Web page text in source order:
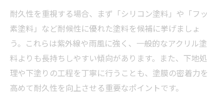
外壁塗装の業者選びで失敗しないコツ
悪質業者リストや行政情報の活用法
見積もりや契約で気を付けたいポイント
長持ちさせる塗料選びと施工の秘訣
外壁塗装の塗料選びで重要な耐久性の違い
耐久性を重視する場合、まず「シリコン塗料」や「フッ
素塗料」など耐候性に優れた塗料を候補に挙げましょ
う。これらは紫外線や雨風に強く、一般的なアクリル塗
料よりも長持ちしやすい傾向があります。また、下地処
理や下塗りの工程を丁寧に行うことも、塗膜の密着力を
高めて耐久性を向上させる重要なポイントです。